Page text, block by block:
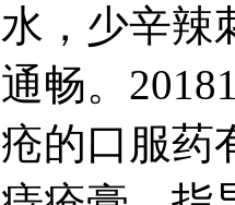
，少辛
畅。
的口服药